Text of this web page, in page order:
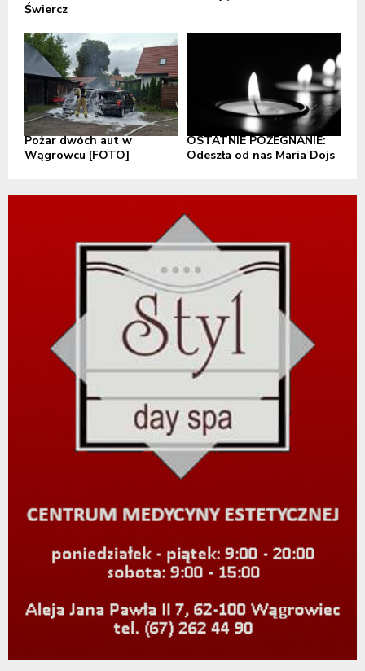
Świercz
Pożar dwóch aut w
Wągrowcu [FOTO]
OSTATNIE POŻEGNANIE:
Odeszła od nas Maria Dojs